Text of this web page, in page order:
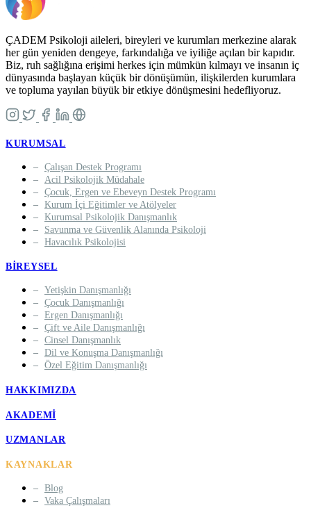
ÇADEM Psikoloji aileleri, bireyleri ve kurumları merkezine alarak
her gün yeniden dengeye, farkındalığa ve iyiliğe açılan bir kapıdır.
Biz, ruh sağlığına erişimi herkes için mümkün kılmayı ve insanın iç
dünyasında başlayan küçük bir dönüşümün, ilişkilerden kurumlara
ve topluma yayılan büyük bir etkiye dönüşmesini hedefliyoruz.
KURUMSAL
Çalışan Destek Programı
Acil Psikolojik Müdahale
Çocuk, Ergen ve Ebeveyn Destek Programı
Kurum İçi Eğitimler ve Atölyeler
Kurumsal Psikolojik Danışmanlık
Savunma ve Güvenlik Alanında Psikoloji
Havacılık Psikolojisi
BIREYSEL
Yetişkin Danışmanlığı
Çocuk Danışmanlığı
Ergen Danışmanlığı
Çift ve Aile Danışmanlığı
Cinsel Danışmanlık
Dil ve Konuşma Danışmanlığı
Özel Eğitim Danışmanlığı
HAKKIMIZDA
AKADEMI
UZMANLAR
KAYNAKLAR
Blog
Vaka Çalışmaları